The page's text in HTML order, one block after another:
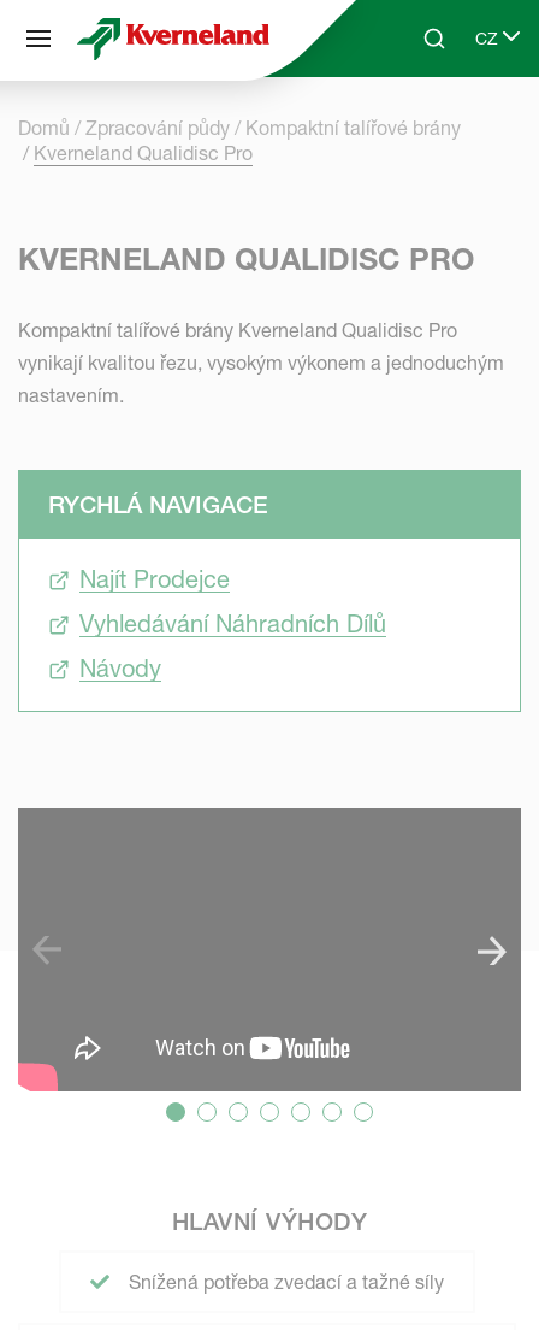
Skip to main contentSearchCZ
Select
Domů Zpracování půdy
Kompaktní talířové brány
Kverneland Qualidisc Pro
KVERNELAND QUALIDISC PRO
Kompaktní talířové brány Kverneland Qualidisc Pro
vynikají kvalitou řezu, vysokým výkonem a jednoduchým
nastavením.
RYCHLÁ NAVIGACE
Najít Prodejce
Vyhledávání Náhradních Dílů
Návody
HLAVNÍ VÝHODY
Snížená potřeba zvedací a tažné síly
Panel pro správu cookies